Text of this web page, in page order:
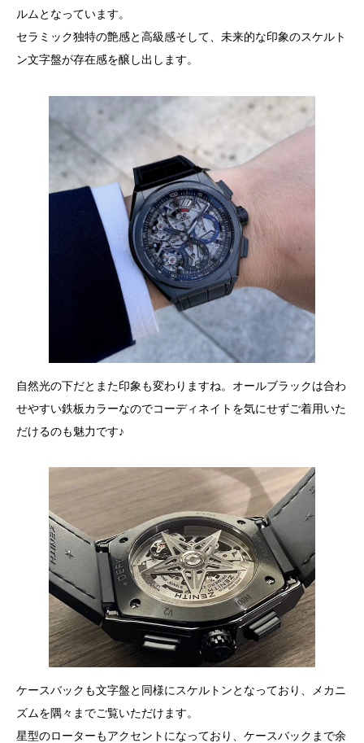
ルムとなっています。
セラミック独特の艶感と高級感そして、未来的な印象のスケルト
ン文字盤が存在感を醸し出します。
自然光の下だとまた印象も変わりますね。オールブラックは合わ
せやすい鉄板カラーなのでコーディネイトを気にせずご着用いた
だけるのも魅力です♪
ケースバックも文字盤と同様にスケルトンとなっており、メカニ
ズムを隅々までご覧いただけます。
星型のローターもアクセントになっており、ケースバックまで余